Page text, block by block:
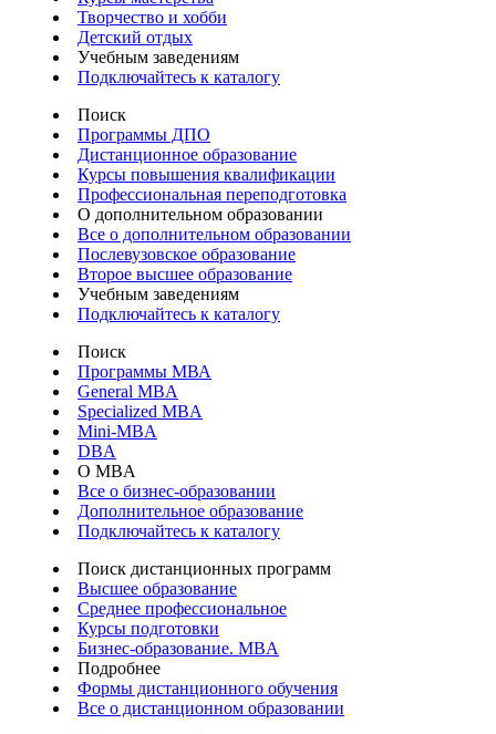
Творчество и хобби
Детский отдых
Учебным заведениям
Подключайтесь к каталогу
Поиск
Программы ДПО
Дистанционное образование
Курсы повышения квалификации
Профессиональная переподготовка
О дополнительном образовании
Все о дополнительном образовании
Послевузовское образование
Второе высшее образование
Учебным заведениям
Подключайтесь к каталогу
Поиск
Программы МВА
General MBA
Specialized MBA
Mini-MBA
DBA
О MBA
Все о бизнес-образовании
Дополнительное образование
Подключайтесь к каталогу
Поиск дистанционных программ
Высшее образование
Среднее профессиональное
Курсы подготовки
Бизнес-образование. MBA
Подробнее
Формы дистанционного обучения
Все о дистанционном образовании